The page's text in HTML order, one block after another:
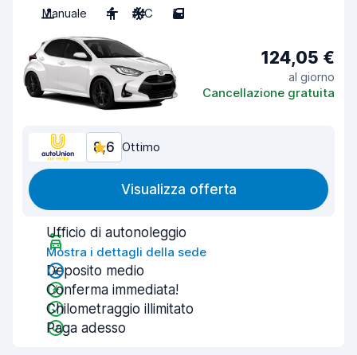
Manuale 4 A/C 5
124,05 €
al giorno
Cancellazione gratuita
8,6 Ottimo
Visualizza offerta
Ufficio di autonoleggio
Mostra i dettagli della sede
Deposito medio
Conferma immediata!
Chilometraggio illimitato
Paga adesso